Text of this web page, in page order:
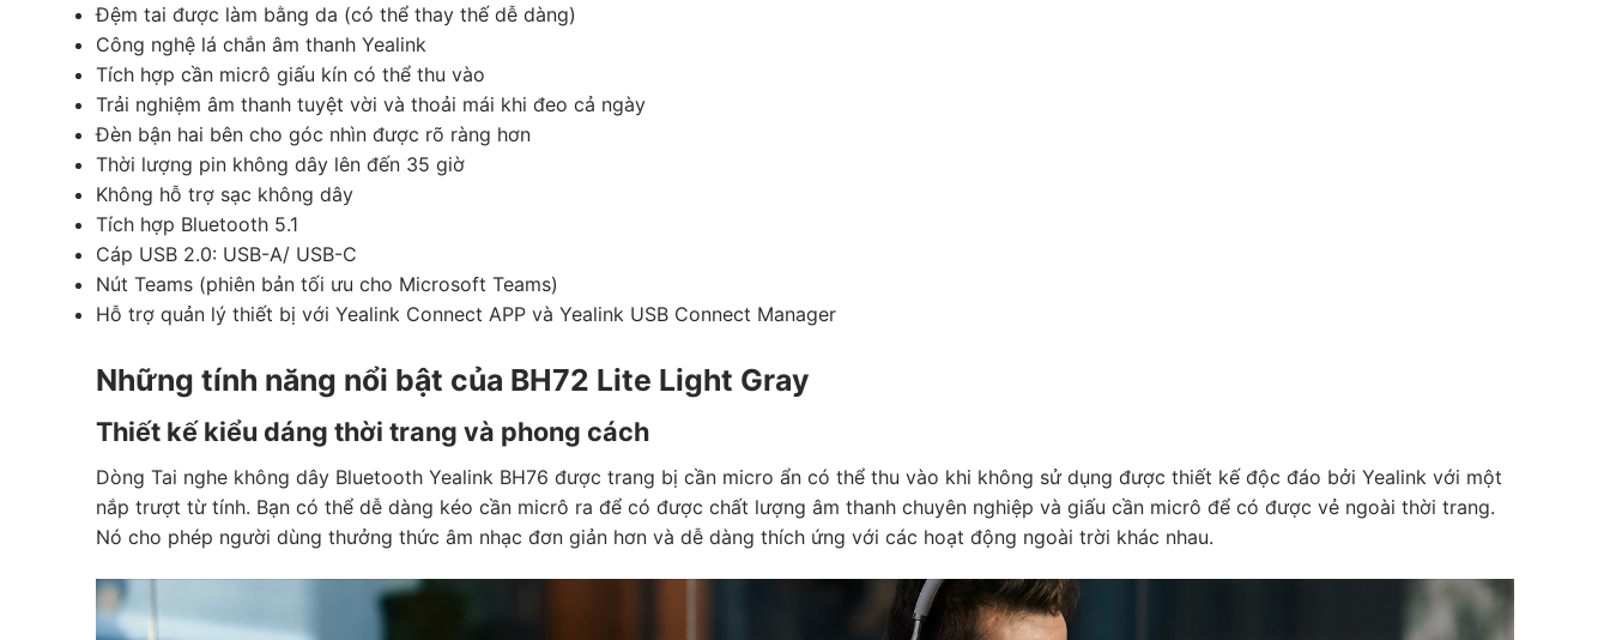
Đệm tai được làm bằng da (có thể thay thế dễ dàng)
Công nghệ lá chắn âm thanh Yealink
Tích hợp cần micrô giấu kín có thể thu vào
Trải nghiệm âm thanh tuyệt vời và thoải mái khi đeo cả ngày
Đèn bận hai bên cho góc nhìn được rõ ràng hơn
Thời lượng pin không dây lên đến 35 giờ
Không hỗ trợ sạc không dây
Tích hợp Bluetooth 5.1
Cáp USB 2.0: USB-A/ USB-C
Nút Teams (phiên bản tối ưu cho Microsoft Teams)
Hỗ trợ quản lý thiết bị với Yealink Connect APP và Yealink USB Connect Manager
Những tính năng nổi bật của BH72 Lite Light Gray
Thiết kế kiểu dáng thời trang và phong cách
Dòng Tai nghe không dây Bluetooth Yealink BH76 được trang bị cần micro ẩn có thể thu vào khi không sử dụng được thiết kế độc đáo bởi Yealink với một
nắp trượt từ tính. Bạn có thể dễ dàng kéo cần micrô ra để có được chất lượng âm thanh chuyên nghiệp và giấu cần micrô để có được vẻ ngoài thời trang.
Nó cho phép người dùng thưởng thức âm nhạc đơn giản hơn và dễ dàng thích ứng với các hoạt động ngoài trời khác nhau.